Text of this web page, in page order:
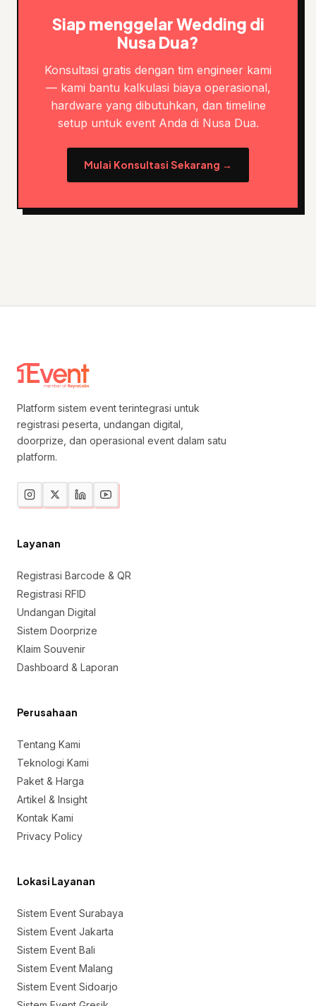
Siap menggelar Wedding di
Nusa Dua?
Konsultasi gratis dengan tim engineer kami
— kami bantu kalkulasi biaya operasional,
hardware yang dibutuhkan, dan timeline
setup untuk event Anda di Nusa Dua.
Mulai Konsultasi Sekarang →
Platform sistem event terintegrasi untuk
registrasi peserta, undangan digital,
doorprize, dan operasional event dalam satu
platform.
Layanan
Registrasi Barcode & QR
Registrasi RFID
Undangan Digital
Sistem Doorprize
Klaim Souvenir
Dashboard & Laporan
Perusahaan
Tentang Kami
Teknologi Kami
Paket & Harga
Artikel & Insight
Kontak Kami
Privacy Policy
Lokasi Layanan
Sistem Event Surabaya
Sistem Event Jakarta
Sistem Event Bali
Sistem Event Malang
Sistem Event Sidoarjo